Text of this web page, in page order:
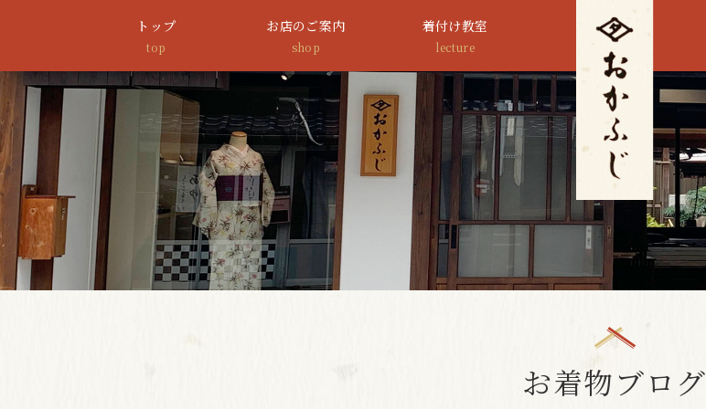
トップ
top
お店のご案内
shop
着付け教室
lecture
お着物ブログ